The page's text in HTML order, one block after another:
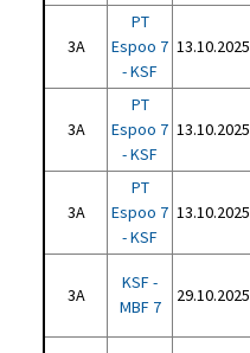
3A
PT
Espoo 7
- KSF
13.10.2025
3A
PT
Espoo 7
- KSF
13.10.2025
3A
PT
Espoo 7
- KSF
13.10.2025
3A
KSF -
MBF 7
29.10.2025